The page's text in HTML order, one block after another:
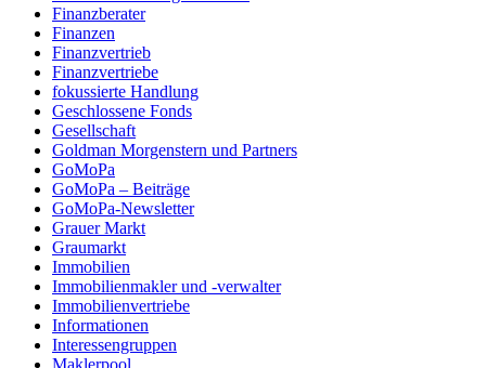
Finanzberater
Finanzen
Finanzvertrieb
Finanzvertriebe
fokussierte Handlung
Geschlossene Fonds
Gesellschaft
Goldman Morgenstern und Partners
GoMoPa
GoMoPa – Beiträge
GoMoPa-Newsletter
Grauer Markt
Graumarkt
Immobilien
Immobilienmakler und -verwalter
Immobilienvertriebe
Informationen
Interessengruppen
Maklerpool